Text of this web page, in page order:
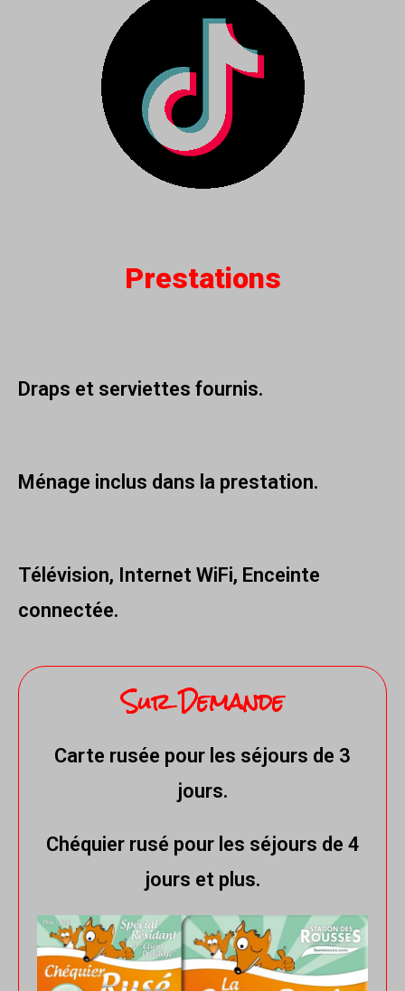
Prestations
Draps et serviettes fournis.
Ménage inclus dans la prestation.
Télévision, Internet WiFi, Enceinte
connectée.
Sur Demande
Carte rusée pour les séjours de 3
jours.
Chéquier rusé pour les séjours de 4
jours et plus.